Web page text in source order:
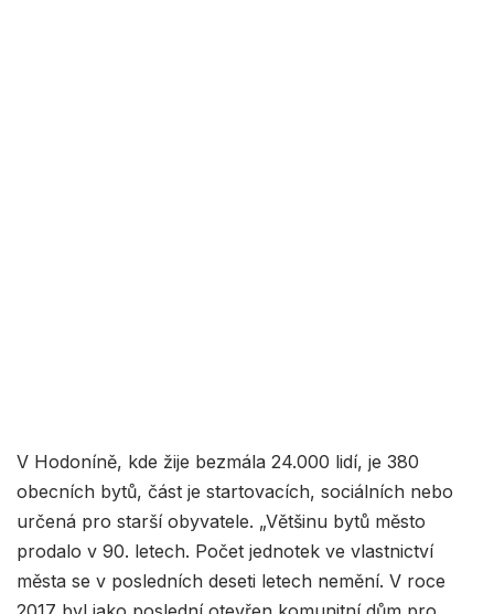
V Hodoníně, kde žije bezmála 24.000 lidí, je 380
obecních bytů, část je startovacích, sociálních nebo
určená pro starší obyvatele. „Většinu bytů město
prodalo v 90. letech. Počet jednotek ve vlastnictví
města se v posledních deseti letech nemění. V roce